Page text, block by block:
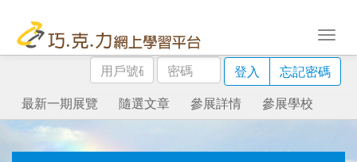
用
戶
號
碼
密
碼
登入
忘記密碼
最新一期展覽
隨選文章 參展詳情 參展學校